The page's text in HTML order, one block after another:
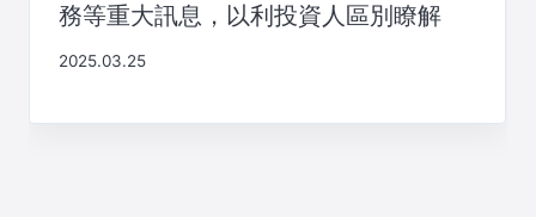
務等重大訊息，以利投資人區別瞭解
2025.03.25